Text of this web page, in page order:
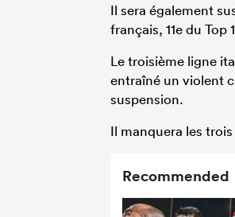
Il sera également
français, 11e du
Le troisième ligne
entraîné un violent
suspension.
Il manquera les
Recommended